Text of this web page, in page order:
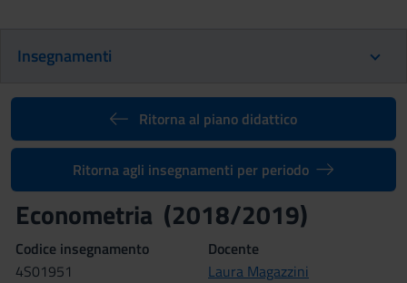
Insegnamenti
Ritorna al piano didattico
Ritorna agli insegnamenti per periodo
Econometria (2018/2019)
Codice insegnamento
4S01951
Docente
Laura Magazzini